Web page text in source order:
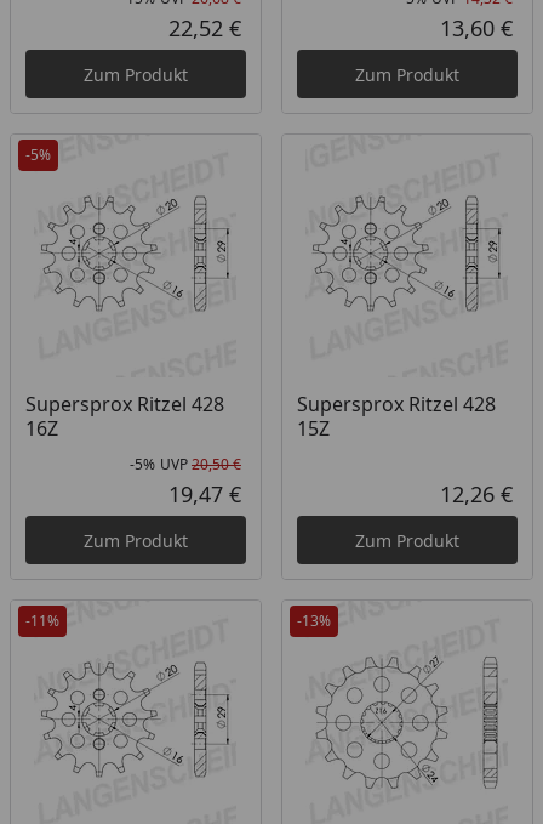
Rabatt in Prozent
Ursprünglicher Preis
Aktueller Preis
22,52 €
Zum Produkt
13,60 €
Zum Produkt
-5%
Supersprox Ritzel 428
16Z
Rabatt in Prozent
-5%
Ursprünglicher Preis
UVP20,50 €
Aktueller Preis
19,47 €
Zum Produkt
Supersprox Ritzel 428
15Z
12,26 €
Zum Produkt
-11% -13%